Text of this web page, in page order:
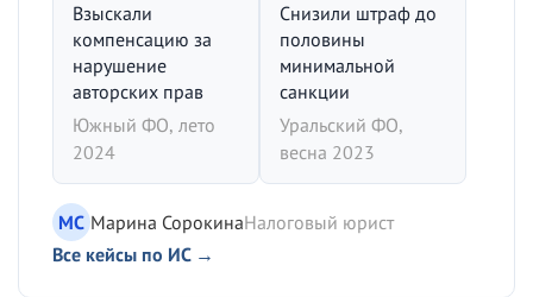
Взыскали
компенсацию за
нарушение
авторских прав
Южный ФО, лето
2024
Снизили штраф до
половины
минимальной
санкции
Уральский ФО,
весна 2023
МС Марина СорокинаНалоговый юрист
Все кейсы по ИС →